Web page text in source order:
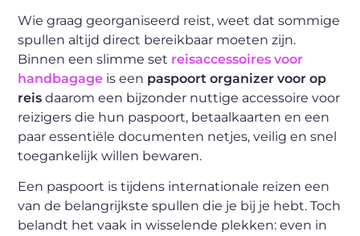
Wie graag georganiseerd reist, weet dat sommige
spullen altijd direct bereikbaar moeten zijn.
Binnen een slimme set reisaccessoires voor
handbagage is een paspoort organizer voor op
reis daarom een bijzonder nuttige accessoire voor
reizigers die hun paspoort, betaalkaarten en een
paar essentiële documenten netjes, veilig en snel
toegankelijk willen bewaren.
Een paspoort is tijdens internationale reizen een
van de belangrijkste spullen die je bij je hebt. Toch
belandt het vaak in wisselende plekken: even in